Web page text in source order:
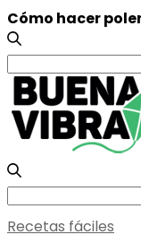
Cómo hacer
Search
for:
Search
Recetas fáciles